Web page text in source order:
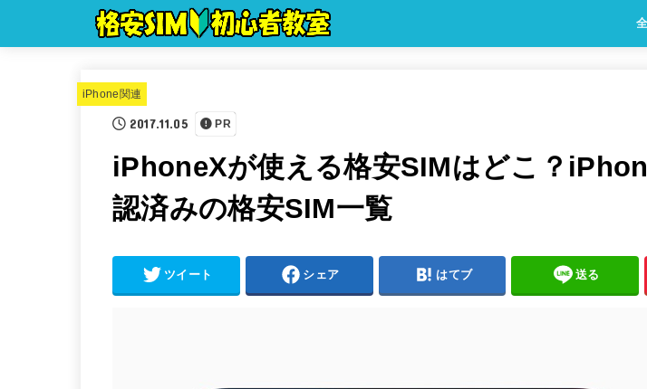
iPhone関連
2017.11.05 PR
iPhoneXが使える格安SIMはどこ？
認済みの格安SIM一覧
ツイート シェア はてブ 送る